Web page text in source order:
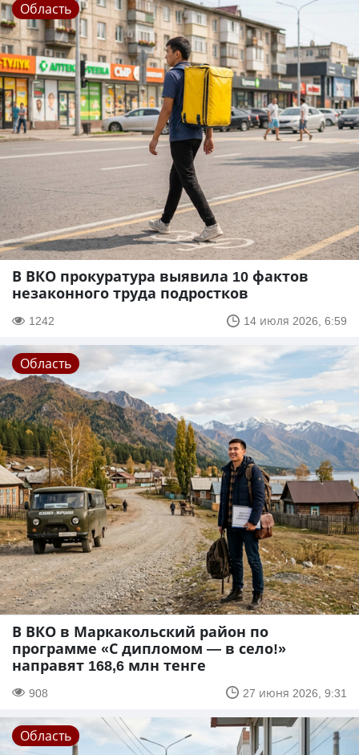
Область
В ВКО прокуратура выявила 10 фактов
незаконного труда подростков
1242 14 июля 2026, 6:59
Область
В ВКО в Маркакольский район по
программе «С дипломом — в село!»
направят 168,6 млн тенге
908 27 июня 2026, 9:31
Область